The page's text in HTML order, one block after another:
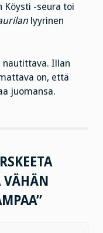
Köysti -seura toi
lyyrinen
nautittava. Illan
on, että
juomansa.
VÄHÄN